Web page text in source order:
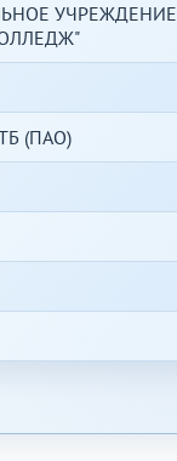
УЧРЕЖДЕНИЕ
(ПАО)